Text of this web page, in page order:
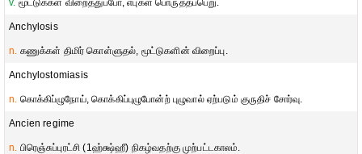
v. மூட்டுக்கள் விறைத்துப்போ, எபுக்ள பொருத்தப்பெறு.
Anchylosis
n. கணுக்கள் திமிர் கொள்ளுதல், மூட்டுகளின் விறைப்பு.
Anchylostomiasis
n. கொக்கிப்ழுநோய், கொக்கிப்புழுபோன்ற் புழுவால் ஏற்படும் குருதிச் சோர்வு.
Ancien regime
n. பிரெஞ்சுப்புரட்சி (1ஹ்க்ஷ்ஹீ) நிகழ்வதற்கு முற்பட்டகாலம்.